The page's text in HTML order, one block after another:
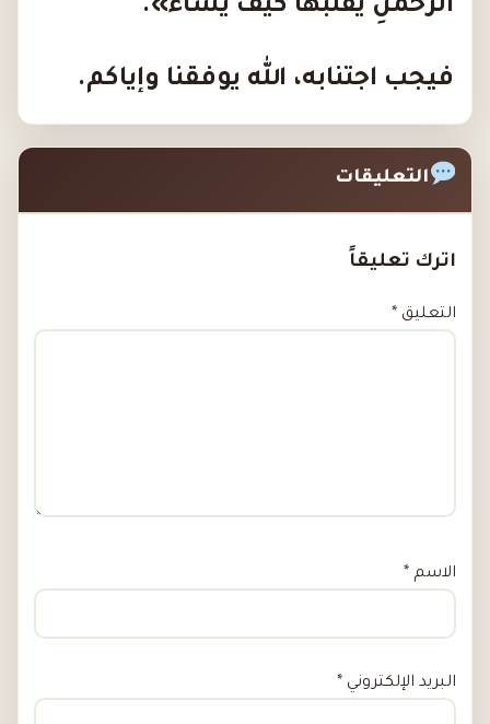
الرَّحْمَٰنِ يُقَلِّبُهَا كَيْفَ يَشَاءُ»
.
فيجب اجتنابه، الله يوفقنا وإياكم.
التعليقات
اترك تعليقاً
التعليق *
الاسم *
البريد الإلكتروني *